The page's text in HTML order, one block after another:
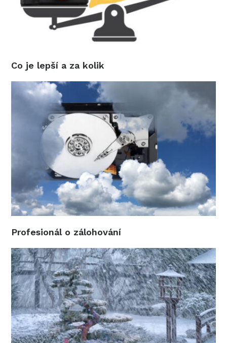
Co je lepší a za kolik
Profesionál o zálohování